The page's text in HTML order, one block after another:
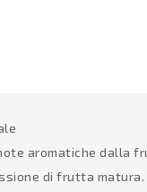
aromatiche dalla
di frutta